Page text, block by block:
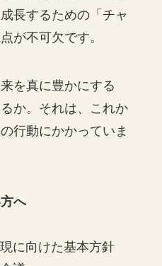
長するための「チャ
が不可欠です。
を真に豊かにする
か。それは、これか
行動にかかっていま
へ
に向けた基本方針